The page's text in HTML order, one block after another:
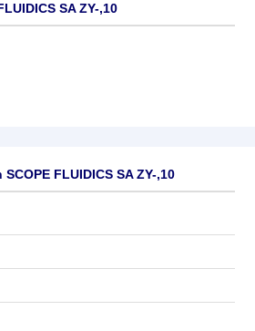
SA ZY-,10
FLUIDICS SA ZY-,10